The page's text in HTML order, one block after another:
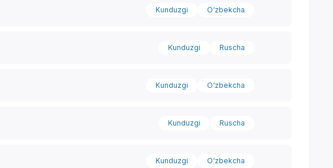
Kunduzgi O‘zbekcha
Kunduzgi Ruscha
Kunduzgi O‘zbekcha
Kunduzgi Ruscha
Kunduzgi O‘zbekcha